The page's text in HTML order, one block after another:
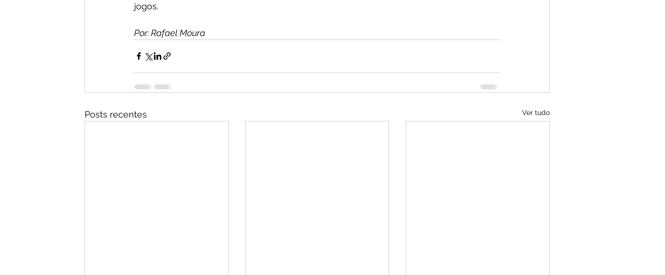
jogos.
Por: Rafael Moura
Posts recentes Ver tudo